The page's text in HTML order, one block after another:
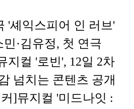
'셰익스피어 인 러브'
·김유정, 첫 연극
지컬 '로빈', 12일 2차
넘치는 콘텐츠 공개
]뮤지컬 '미드나잇 :